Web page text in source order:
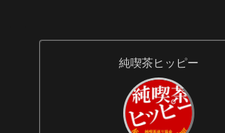
純喫茶ヒッピー